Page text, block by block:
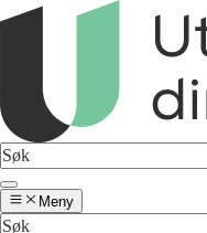
Meny